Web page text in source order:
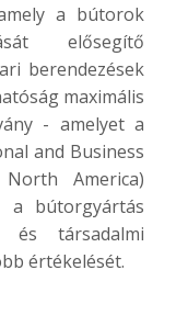
a bútorok
elősegítő
berendezések
maximális
- amelyet a
and Business
America)
bútorgyártás
és társadalmi
értékelését.